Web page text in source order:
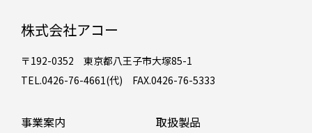
株式会社アコー
〒192-0352 東京都八王子市大塚85-1
TEL.0426-76-4661(代) FAX.0426-76-5333
事業案内
取扱製品